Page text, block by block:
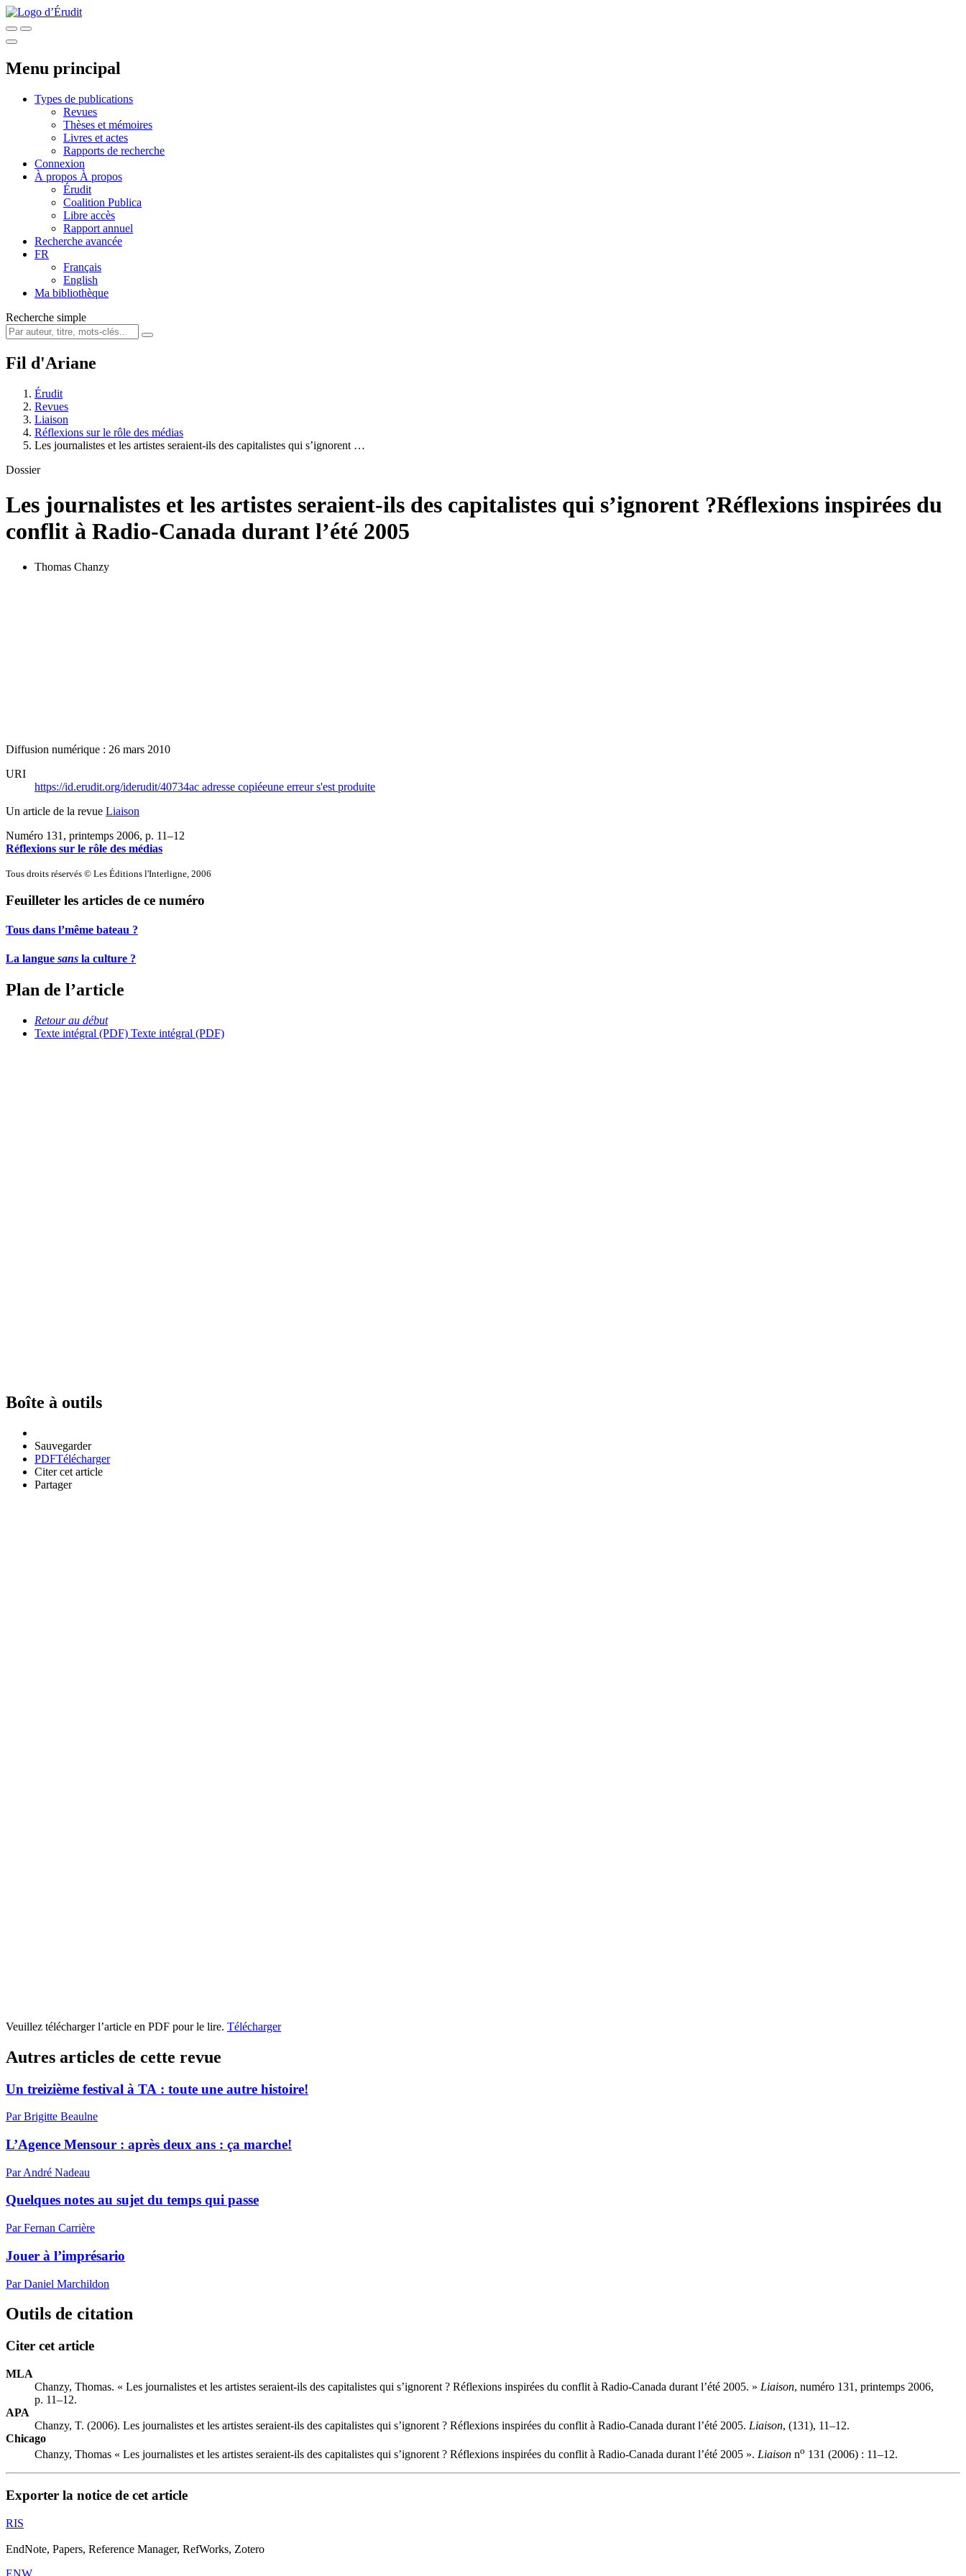
Menu principal
Types de publications
Revues
Thèses et mémoires
Livres et actes
Rapports de recherche
Connexion
À propos À propos
Érudit
Coalition Publica
Libre accès
Rapport annuel
Recherche avancée
FR
Français
English
Ma bibliothèque
Recherche simple
Fil d'Ariane
Érudit
Revues
Liaison
Réflexions sur le rôle des médias
Les journalistes et les artistes seraient-ils des capitalistes qui s’ignorent …
Dossier
Les journalistes et les artistes seraient-ils des capitalistes qui s’ignorent ?Réflexions inspirées du
conflit à Radio-Canada durant l’été 2005
Thomas Chanzy
Diffusion numérique : 26 mars 2010
URI
https://id.erudit.org/iderudit/40734ac adresse copiéeune erreur s'est produite
Un article de la revue Liaison
Numéro 131, printemps 2006, p. 11–12
Réflexions sur le rôle des médias
Tous droits réservés © Les Éditions l'Interligne, 2006
Feuilleter les articles de ce numéro
Tous dans l’même bateau ?
La langue sans la culture ?
Plan de l’article
Retour au début
Texte intégral (PDF) Texte intégral (PDF)
Boîte à outils
Sauvegarder
PDFTélécharger
Citer cet article
Partager
Veuillez télécharger l’article en PDF pour le lire. Télécharger
Autres articles de cette revue
Un treizième festival à TA : toute une autre histoire!
Par Brigitte Beaulne
L’Agence Mensour : après deux ans : ça marche!
Par André Nadeau
Quelques notes au sujet du temps qui passe
Par Fernan Carrière
Jouer à l’imprésario
Par Daniel Marchildon
Outils de citation
Citer cet article
MLA
Chanzy, Thomas. « Les journalistes et les artistes seraient-ils des capitalistes qui s’ignorent ? Réflexions inspirées du conflit à Radio-Canada durant l’été 2005. » Liaison, numéro 131, printemps 2006,
p. 11–12.
APA
Chanzy, T. (2006). Les journalistes et les artistes seraient-ils des capitalistes qui s’ignorent ? Réflexions inspirées du conflit à Radio-Canada durant l’été 2005. Liaison, (131), 11–12.
Chicago
Chanzy, Thomas « Les journalistes et les artistes seraient-ils des capitalistes qui s’ignorent ? Réflexions inspirées du conflit à Radio-Canada durant l’été 2005 ». Liaison no 131 (2006) : 11–12.
Exporter la notice de cet article
RIS
EndNote, Papers, Reference Manager, RefWorks, Zotero
ENW